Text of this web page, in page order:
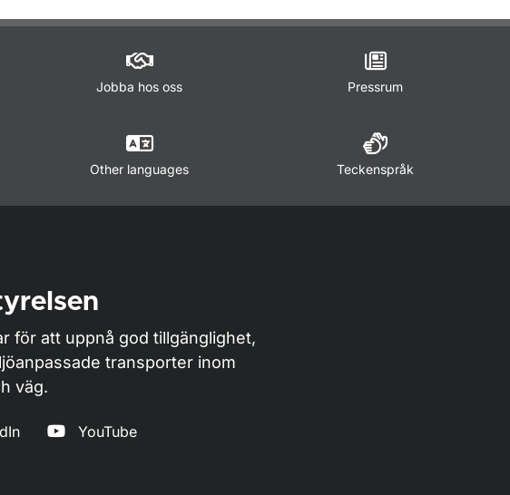
Jobba hos oss Pressrum
Other languages Teckenspråk
för att uppnå god tillgänglighet,
transporter inom
väg.
YouTube